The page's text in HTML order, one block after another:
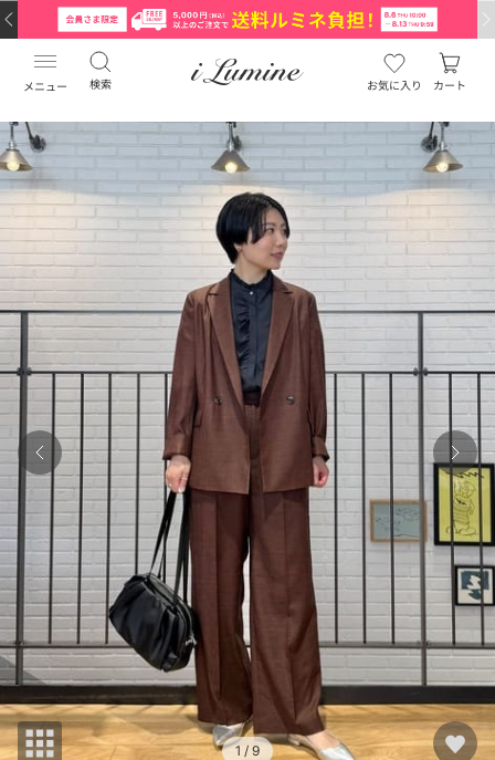
メニュー 検索 お気に入り カート
1 / 9